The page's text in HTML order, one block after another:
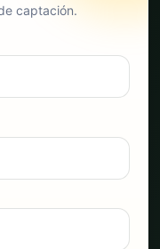
captación.